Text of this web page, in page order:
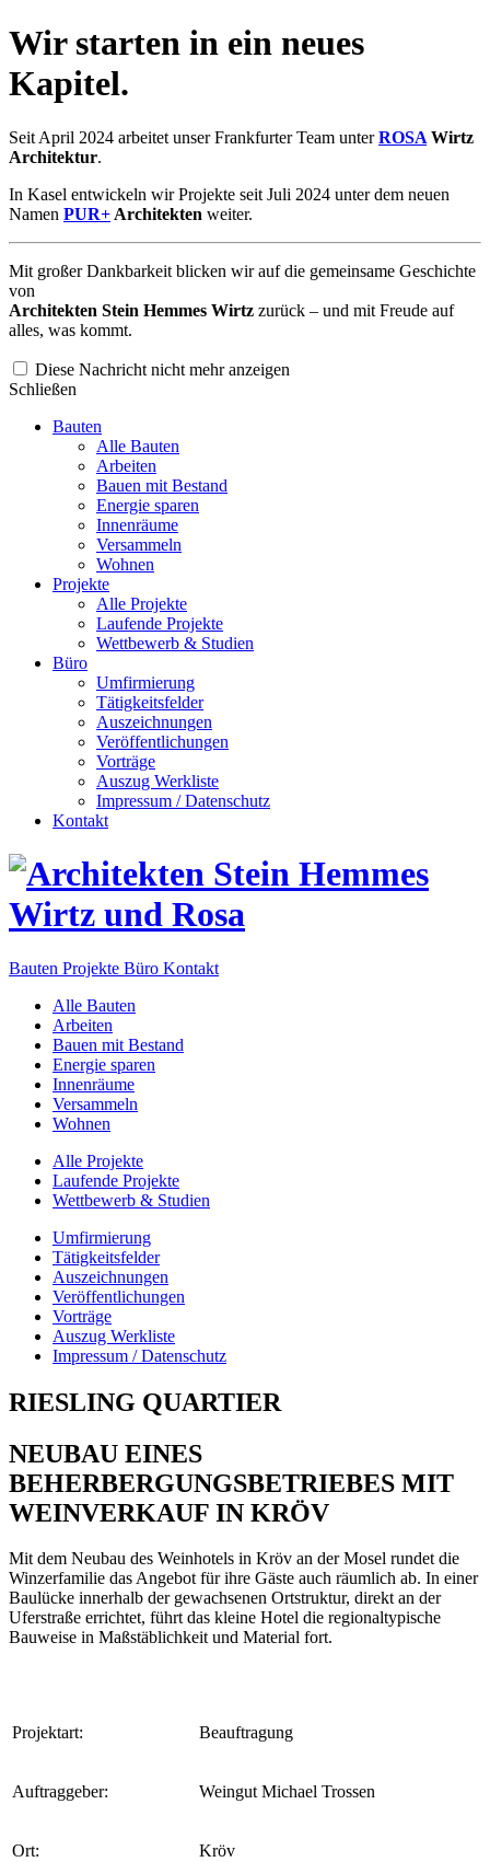
Wir starten in ein neues
Kapitel.
Seit April 2024 arbeitet unser Frankfurter Team unterROSA Wirtz
Architektur.
In Kasel entwickeln wir Projekte seit Juli 2024 unter dem neuen
Namen PUR+ Architekten weiter.
Mit großer Dankbarkeit blicken wir auf die gemeinsame Geschichte
von
Architekten Stein Hemmes Wirtz zurück – und mit Freude auf
alles, was kommt.
Diese Nachricht nicht mehr anzeigen
Schließen
Bauten
Alle Bauten
Arbeiten
Bauen mit Bestand
Energie sparen
Innenräume
Versammeln
Wohnen
Projekte
Alle Projekte
Laufende Projekte
Wettbewerb & Studien
Büro
Umfirmierung
Tätigkeitsfelder
Auszeichnungen
Veröffentlichungen
Vorträge
Auszug Werkliste
Impressum / Datenschutz
Kontakt
Bauten Projekte Büro Kontakt
Alle Bauten
Arbeiten
Bauen mit Bestand
Energie sparen
Innenräume
Versammeln
Wohnen
Alle Projekte
Laufende Projekte
Wettbewerb & Studien
Umfirmierung
Tätigkeitsfelder
Auszeichnungen
Veröffentlichungen
Vorträge
Auszug Werkliste
Impressum / Datenschutz
RIESLING QUARTIER
NEUBAU EINES
BEHERBERGUNGSBETRIEBES MIT
WEINVERKAUF IN KRÖV
Mit dem Neubau des Weinhotels in Kröv an der Mosel rundet die
Winzerfamilie das Angebot für ihre Gäste auch räumlich ab. In einer
Baulücke innerhalb der gewachsenen Ortstruktur, direkt an der
Uferstraße errichtet, führt das kleine Hotel die regionaltypische
Bauweise in Maßstäblichkeit und Material fort.
Projektart: Beauftragung
Auftraggeber: Weingut Michael Trossen
Ort: Kröv